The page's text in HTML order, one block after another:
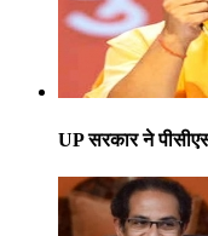
UP सरकार ने